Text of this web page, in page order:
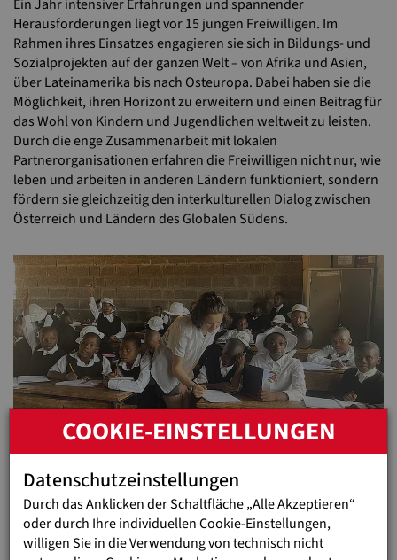
Ein Jahr intensiver Erfahrungen und spannender
Herausforderungen liegt vor 15 jungen Freiwilligen. Im
Rahmen ihres Einsatzes engagieren sie sich in Bildungs- und
Sozialprojekten auf der ganzen Welt – von Afrika und Asien,
über Lateinamerika bis nach Osteuropa. Dabei haben sie die
Möglichkeit, ihren Horizont zu erweitern und einen Beitrag für
das Wohl von Kindern und Jugendlichen weltweit zu leisten.
Durch die enge Zusammenarbeit mit lokalen
Partnerorganisationen erfahren die Freiwilligen nicht nur, wie
leben und arbeiten in anderen Ländern funktioniert, sondern
fördern sie gleichzeitig den interkulturellen Dialog zwischen
Österreich und Ländern des Globalen Südens.
Fotocredit: VOLONTARIAT bewegt
Beweggründe für den Freiwilligendienst
Einerseits wollen viele ihre Erfahrungen in der Kinder- und
Jugendarbeit durch Ausbildung, Beruf oder Ehrenamt in
COOKIE-EINSTELLUNGEN
Datenschutzeinstellungen
Durch das Anklicken der Schaltfläche „Alle Akzeptieren“
oder durch Ihre individuellen Cookie-Einstellungen,
willigen Sie in die Verwendung von technisch nicht